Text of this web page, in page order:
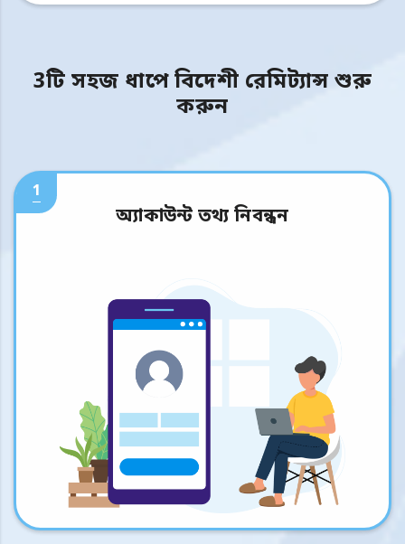
3টি সহজ ধাপে বিদেশী রেমিট্যান্স শুরু
করুন
1
অ্যাকাউন্ট তথ্য নিবন্ধন